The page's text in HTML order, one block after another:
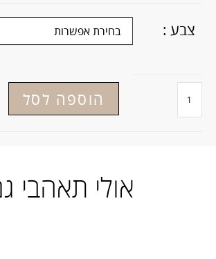
צבע :
הוספה לסל
אולי תאהבי